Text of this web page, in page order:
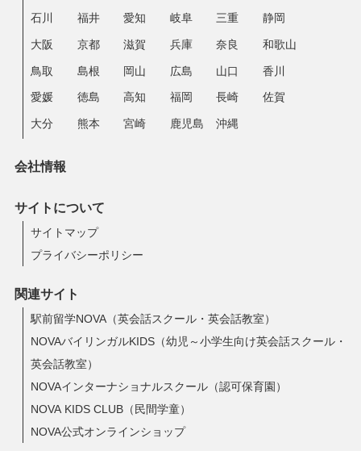
石川 福井 愛知 岐阜 三重 静岡
大阪 京都 滋賀 兵庫 奈良 和歌山
鳥取 島根 岡山 広島 山口 香川
愛媛 徳島 高知 福岡 長崎 佐賀
大分 熊本 宮崎 鹿児島 沖縄
会社情報
サイトについて
サイトマップ
プライバシーポリシー
関連サイト
駅前留学NOVA（英会話スクール・英会話教室）
NOVAバイリンガルKIDS（幼児～小学生向け英会話スクール・
英会話教室）
NOVAインターナショナルスクール（認可保育園）
NOVA KIDS CLUB（民間学童）
NOVA公式オンラインショップ